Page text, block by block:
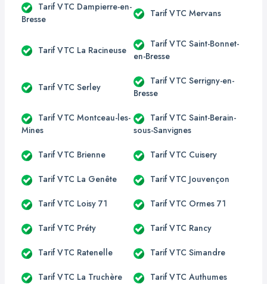
Tarif VTC Dampierre-en-
Bresse
Tarif VTC Mervans
Tarif VTC La Racineuse
Tarif VTC Saint-Bonnet-
en-Bresse
Tarif VTC Serley
Tarif VTC Serrigny-en-
Bresse
Tarif VTC Montceau-les-
Mines
Tarif VTC Saint-Berain-
sous-Sanvignes
Tarif VTC Brienne Tarif VTC Cuisery
Tarif VTC La Genête Tarif VTC Jouvençon
Tarif VTC Loisy 71 Tarif VTC Ormes 71
Tarif VTC Préty Tarif VTC Rancy
Tarif VTC Ratenelle Tarif VTC Simandre
Tarif VTC La Truchère Tarif VTC Authumes